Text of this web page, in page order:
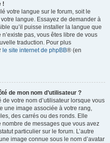
!
votre langue sur le forum, soit le
langue. Essayez de demander à
qu’il puisse installer la langue que
pas, vous êtes libre de vous
traduction. Pour plus
le site internet de phpBB® (en
de mon nom d’utilisateur ?
votre nom d’utilisateur lorsque vous
une image associée à votre rang,
des carrés ou des ronds. Elle
nombre de messages que vous avez
particulier sur le forum. L’autre
image connue sous le nom d’avatar